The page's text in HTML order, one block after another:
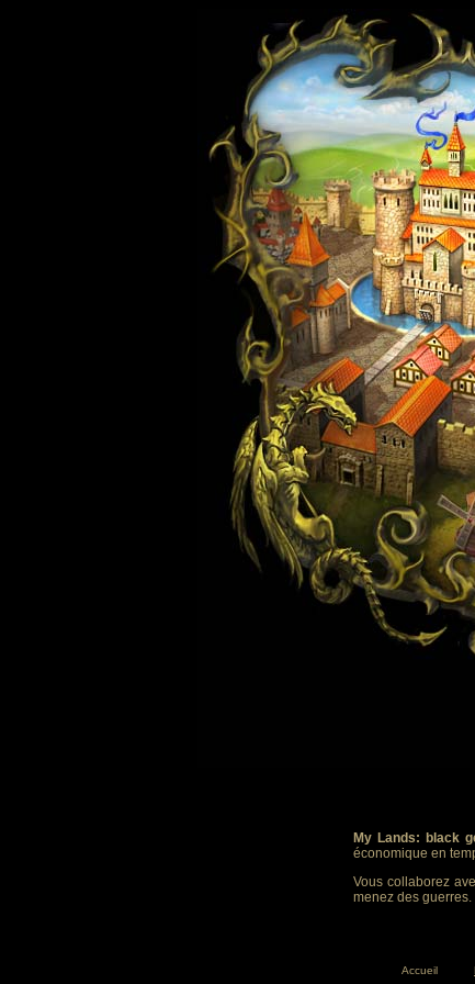
My Lands: black
économique en
Vous collaborez
menez des
Accueil